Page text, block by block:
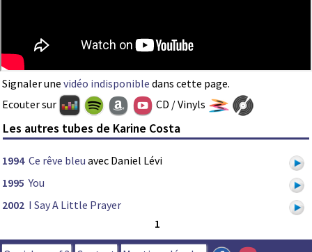
Signaler une vidéo indisponible dans cette page.
Ecouter sur
CD / Vinyls
Les autres tubes de Karine Costa
1994 Ce rêve bleu avec Daniel Lévi
1995 You
2002 I Say A Little Prayer
1